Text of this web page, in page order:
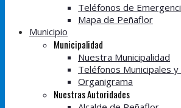
Teléfonos de
Mapa de Peñaflor
Municipio
Municipalidad
Nuestra Municipalidad
Teléfonos Municipales
Organigrama
Nuestras Autoridades